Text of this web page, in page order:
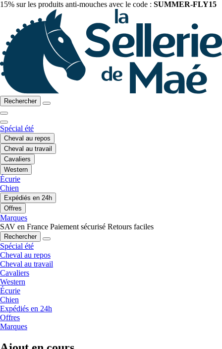
15% sur les produits anti-mouches avec le code : SUMMER-FLY15
Rechercher
Spécial été
Cheval au repos
Cheval au travail
Cavaliers
Western
Écurie
Chien
Expédiés en 24h
Offres
Marques
SAV en France Paiement sécurisé Retours faciles
Rechercher
Spécial été
Cheval au repos
Cheval au travail
Cavaliers
Western
Écurie
Chien
Expédiés en 24h
Offres
Marques